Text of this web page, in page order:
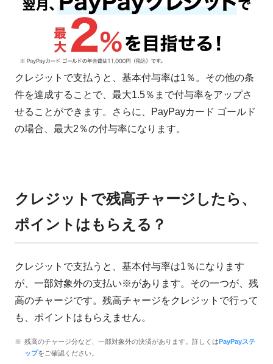
クレジットで支払うと、基本付与率は1％。その他の条
件を達成することで、最大1.5％まで付与率をアップさ
せることができます。さらに、PayPayカード ゴールド
の場合、最大2％の付与率になります。
クレジットで残高チャージしたら、
ポイントはもらえる？
クレジットで支払うと、基本付与率は1％になります
が、一部対象外の支払い※があります。その一つが、残
高のチャージです。残高チャージをクレジットで行って
も、ポイントはもらえません。
残高のチャージ分など、一部対象外の決済があります。詳しくはPayPayステ
ップをご確認ください。